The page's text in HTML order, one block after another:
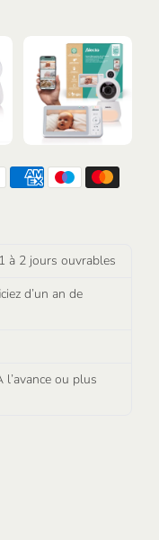
à 2 jours ouvrables
d’un an de
l’avance ou plus